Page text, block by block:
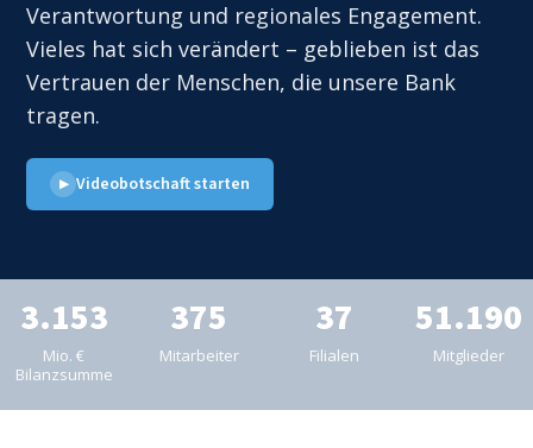
Verantwortung und regionales Engagement.
Vieles hat sich verändert – geblieben ist das
Vertrauen der Menschen, die unsere Bank
tragen.
▶ Videobotschaft starten
3.153
Mio. €
Bilanzsumme
375
Mitarbeiter
37
Filialen
51.190
Mitglieder